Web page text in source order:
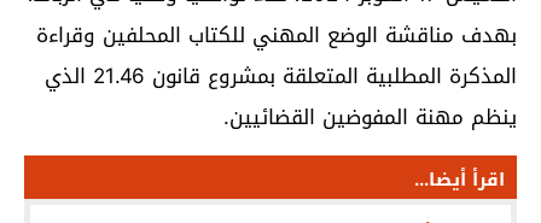
بهدف مناقشة الوضع المهني للكتاب المحلفين وقراءة
المذكرة المطلبية المتعلقة بمشروع قانون 21.46 الذي
ينظم مهنة المفوضين القضائيين.
اقرأ أيضا...